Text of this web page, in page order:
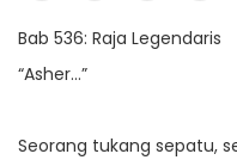
Bab 536: Raja Legendaris
“Asher…”
Seorang tukang sepatu,